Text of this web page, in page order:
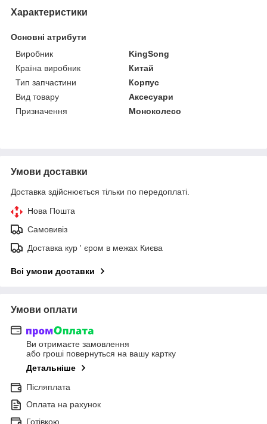
Характеристики
Основні атрибути
Виробник
KingSong
Країна виробник
Китай
Тип запчастини
Корпус
Вид товару
Аксесуари
Призначення
Моноколесо
Умови доставки
Доставка здійснюється тільки по передоплаті.
Нова Пошта
Самовивіз
Доставка кур ' єром в межах Києва
Всі умови доставки
Умови оплати
Ви отримаєте замовлення
або гроші повернуться на вашу картку
Детальніше
Післяплата
Оплата на рахунок
Готівкою